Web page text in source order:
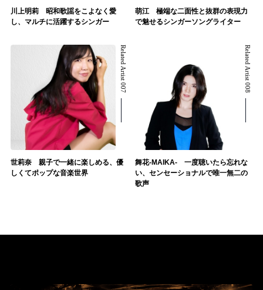
川上明莉 昭和歌謡をこよなく愛
し、マルチに活躍するシンガー
萌江 極端な二面性と抜群の表現力
で魅せるシンガーソングライター
Related Artist 007
世莉奈 親子で一緒に楽しめる、優
しくてポップな音楽世界
Related Artist 008
舞花-MAIKA- 一度聴いたら忘れな
い、センセーショナルで唯一無二の
歌声